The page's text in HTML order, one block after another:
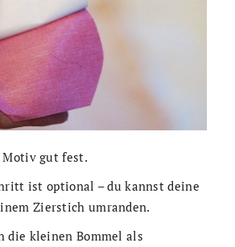
Motiv gut fest.
ist optional – du kannst deine
Zierstich umranden.
die kleinen Bommel als